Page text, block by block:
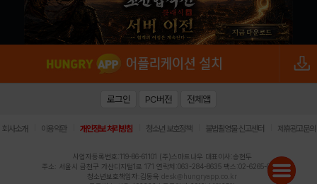
로그인 PC버전 전체앱
회사소개 이용약관 개인정보 처리방침 청소년 보호정책 불법촬영물 신고센터 제휴광고문의
사업자등록번호:119-86-61101 (주)스마트나우 대표이사:송현두
주소: 서울시 금천구 가산디지털1로 171 연락처:063-284-8635 팩스:02-6265-0377
청소년보호책임자:김동욱 desk@hungryapp.co.kr